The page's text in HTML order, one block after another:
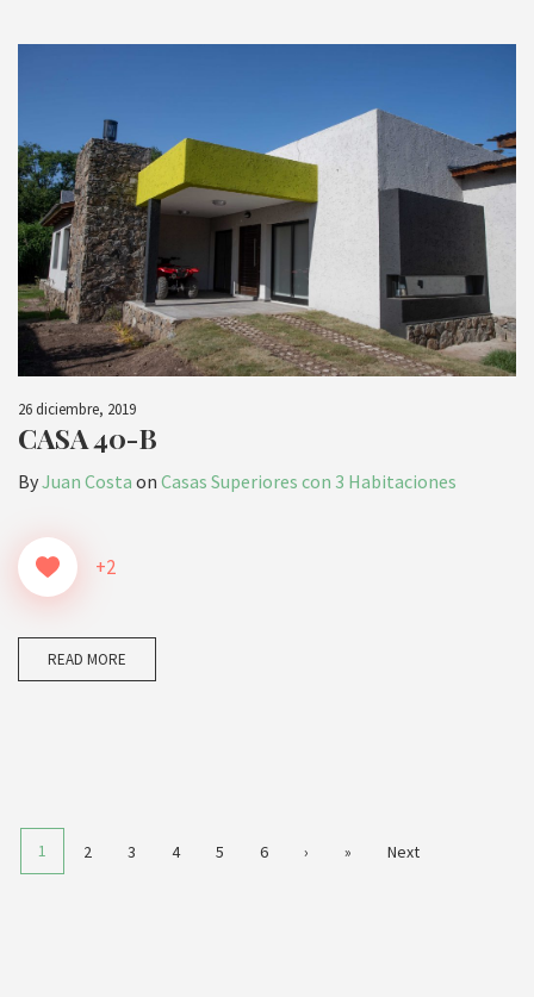
26 diciembre, 2019
CASA 40-B
ByJuan Costa on Casas Superiores con 3 Habitaciones
+2
READ MORE
1 2 3 4 5 6 › » Next